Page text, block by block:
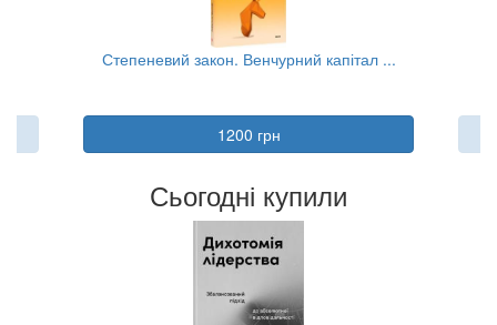
закон. Венчурний капітал ... Ми колись жили
Сьогодні купили